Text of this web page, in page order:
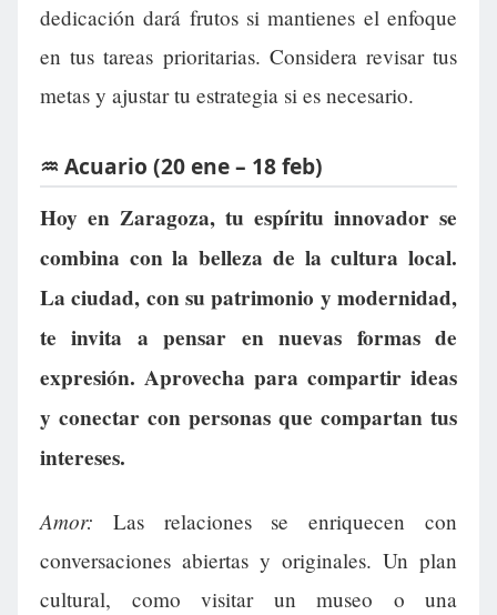
dedicación dará frutos si mantienes el enfoque
en tus tareas prioritarias. Considera revisar tus
metas y ajustar tu estrategia si es necesario.
♒ Acuario (20 ene – 18 feb)
Hoy en Zaragoza, tu espíritu innovador se
combina con la belleza de la cultura local.
La ciudad, con su patrimonio y modernidad,
te invita a pensar en nuevas formas de
expresión. Aprovecha para compartir ideas
y conectar con personas que compartan tus
intereses.
Amor: Las relaciones se enriquecen con
conversaciones abiertas y originales. Un plan
cultural, como visitar un museo o una